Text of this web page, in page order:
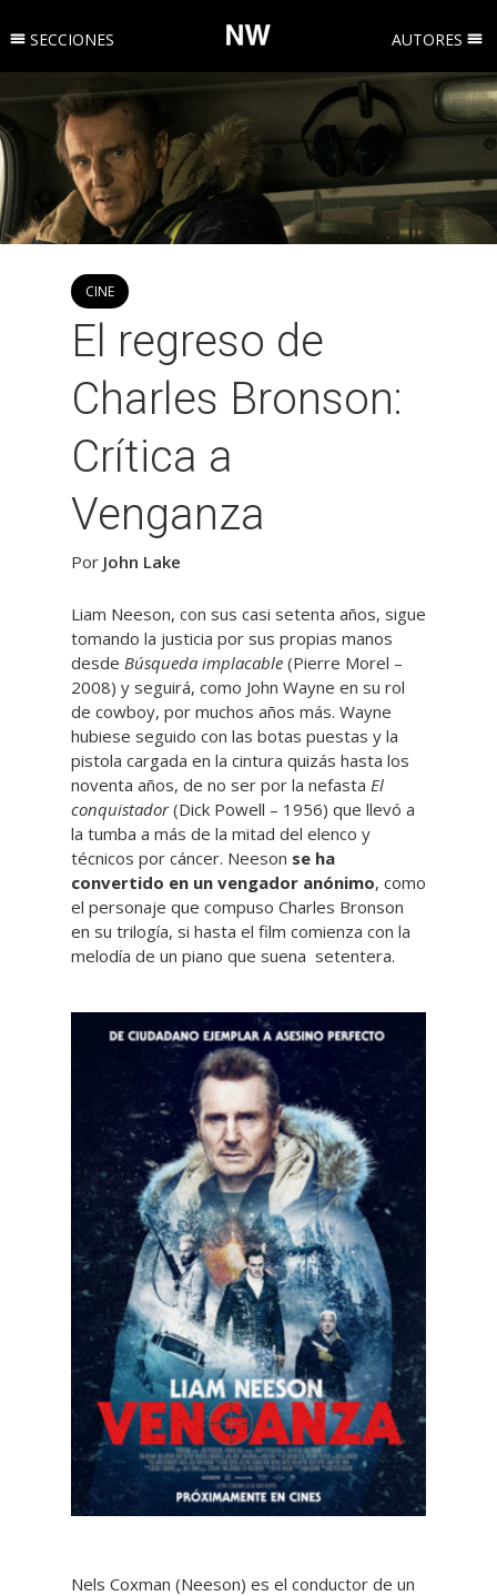
SECCIONES AUTORES
CINE
El regreso de
Charles Bronson:
Crítica a
Venganza
Por John Lake
Liam Neeson, con sus casi setenta años, sigue
tomando la justicia por sus propias manos
desde Búsqueda implacable (Pierre Morel –
2008) y seguirá, como John Wayne en su rol
de cowboy, por muchos años más. Wayne
hubiese seguido con las botas puestas y la
pistola cargada en la cintura quizás hasta los
noventa años, de no ser por la nefasta El
conquistador(Dick Powell – 1956) que llevó a
la tumba a más de la mitad del elenco y
técnicos por cáncer. Neeson se ha
convertido en un vengador anónimo, como
el personaje que compuso Charles Bronson
en su trilogía, si hasta el film comienza con la
melodía de un piano que suena setentera.
Nels Coxman (Neeson) es el conductor de un